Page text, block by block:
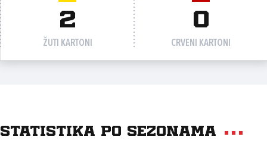
2
ŽUTI KARTONI
0
CRVENI KARTONI
Statistika po sezonama